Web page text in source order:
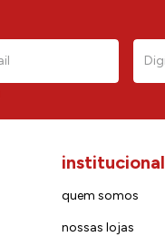
institucional
quem somos
nossas lojas